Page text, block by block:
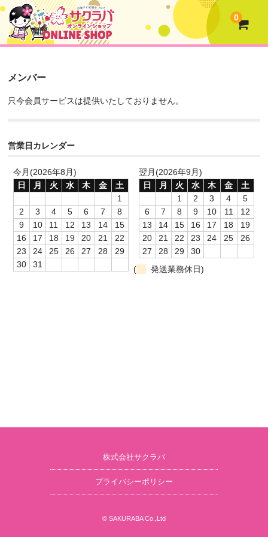
0
メンバー
只今会員サービスは提供いたしておりません。
営業日カレンダー
今月(2026年8月)
日
月 火 水 木 金
土
1
2
3 4 5 6 7
8
9
10 11 12 13 14
15
16
17 18 19 20 21
22
23
24 25 26 27 28
29
30
31
翌月(2026年9月)
日
月 火 水 木 金
土
1
2 3 4
5
6
7 8 9 10 11
12
13
14 15 16 17 18
19
20
21 22 23 24 25
26
27
28 29
30
(
発送業務休日)
株式会社サクラバ
プライバシーポリシー
© SAKURABA Co.,Ltd